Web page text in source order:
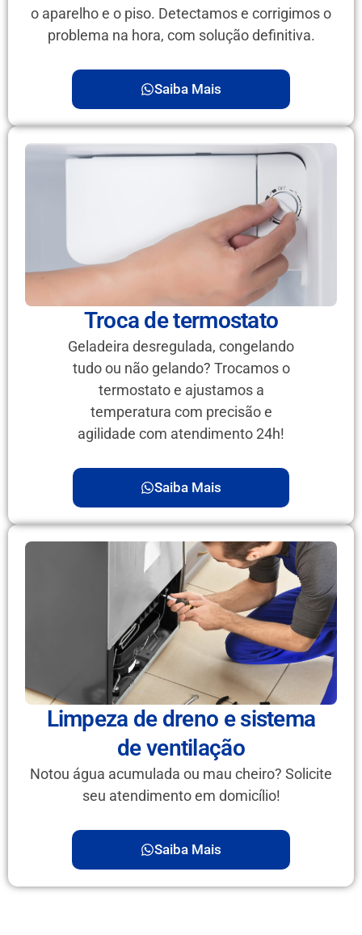
o aparelho e o piso. Detectamos e corrigimos o
problema na hora, com solução definitiva.
Saiba Mais
Troca de termostato
Geladeira desregulada, congelando
tudo ou não gelando? Trocamos o
termostato e ajustamos a
temperatura com precisão e
agilidade com atendimento 24h!
Saiba Mais
Limpeza de dreno e sistema
de ventilação
Notou água acumulada ou mau cheiro? Solicite
seu atendimento em domicílio!
Saiba Mais